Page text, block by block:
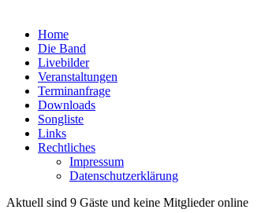
Home
Die Band
Livebilder
Veranstaltungen
Terminanfrage
Downloads
Songliste
Links
Rechtliches
Impressum
Datenschutzerklärung
Aktuell sind 9 Gäste und keine Mitglieder online